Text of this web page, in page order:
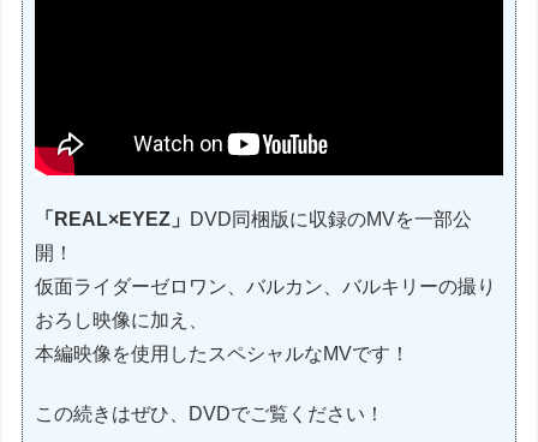
「REAL×EYEZ」
DVD同梱版に収録のMVを一部公
開！
仮面ライダーゼロワン、バルカン、バルキリーの撮り
おろし映像に加え、
本編映像を使用したスペシャルなMVです！
この続きはぜひ、DVDでご覧ください！